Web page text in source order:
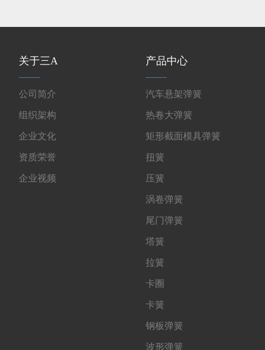
关于三A
公司简介
组织架构
企业文化
资质荣誉
企业视频
产品中心
汽车悬架弹簧
热卷大弹簧
矩形截面模具弹簧
扭簧
压簧
涡卷弹簧
尾门弹簧
塔簧
拉簧
卡圈
卡簧
钢板弹簧
波形弹簧